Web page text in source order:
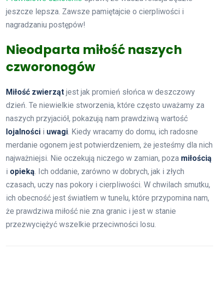
jeszcze lepsza. Zawsze pamiętajcie o cierpliwości i
nagradzaniu postępów!
Nieodparta miłość naszych
czworonogów
Miłość zwierząt jest jak promień słońca w deszczowy
dzień. Te niewielkie stworzenia, które często uważamy za
naszych przyjaciół, pokazują nam prawdziwą wartość
lojalności i uwagi . Kiedy wracamy do domu, ich radosne
merdanie ogonem jest potwierdzeniem, że jesteśmy dla nich
najważniejsi. Nie oczekują niczego w zamian, poza miłością
i opieką . Ich oddanie, zarówno w dobrych, jak i złych
czasach, uczy nas pokory i cierpliwości. W chwilach smutku,
ich obecność jest światłem w tunelu, które przypomina nam,
że prawdziwa miłość nie zna granic i jest w stanie
przezwyciężyć wszelkie przeciwności losu.